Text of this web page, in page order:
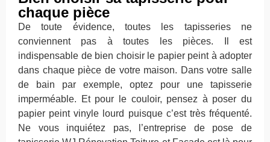
chaque pièce
De toute évidence, toutes les tapisseries ne
conviennent pas à toutes les pièces. Il est
indispensable de bien choisir le papier peint à adopter
dans chaque pièce de votre maison. Dans votre salle
de bain par exemple, optez pour une tapisserie
imperméable. Et pour le couloir, pensez à poser du
papier peint vinyle lourd puisque c’est très fréquenté.
Ne vous inquiétez pas, l’entreprise de pose de